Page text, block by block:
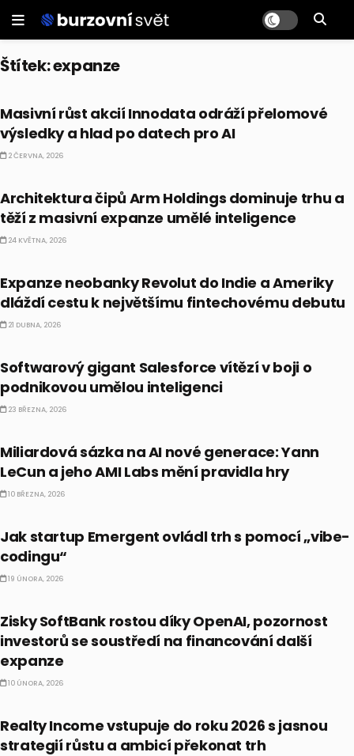
Štítek:expanze
Masivní růst akcií Innodata odráží přelomové
výsledky a hlad po datech pro AI
2 ČERVNA, 2026
Architektura čipů Arm Holdings dominuje trhu a
těží z masivní expanze umělé inteligence
24 KVĚTNA, 2026
Expanze neobanky Revolut do Indie a Ameriky
dláždí cestu k největšímu fintechovému debutu
21 DUBNA, 2026
Softwarový gigant Salesforce vítězí v boji o
podnikovou umělou inteligenci
23 BŘEZNA, 2026
Miliardová sázka na AI nové generace: Yann
LeCun a jeho AMI Labs mění pravidla hry
10 BŘEZNA, 2026
Jak startup Emergent ovládl trh s pomocí „vibe-
codingu“
19 ÚNORA, 2026
Zisky SoftBank rostou díky OpenAI, pozornost
investorů se soustředí na financování další
expanze
10 ÚNORA, 2026
Realty Income vstupuje do roku 2026 s jasnou
strategií růstu a ambicí překonat trh